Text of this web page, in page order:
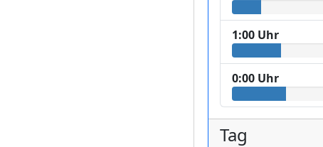
1:00 Uhr
0:00 Uhr
Tag